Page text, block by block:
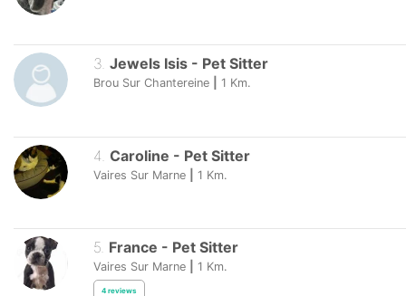
3. Jewels Isis - Pet Sitter
Brou Sur Chantereine 1 Km.
4 Caroline - Pet Sitter
Vaires Sur Marne 1 Km.
5 France - Pet Sitter
Vaires Sur Marne 1 Km.
4 reviews